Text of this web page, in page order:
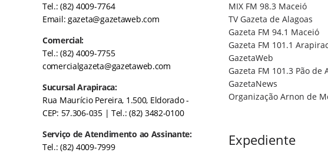
Tel.: (82) 4009-7764
Email:gazeta@gazetaweb.com
Comercial:
Tel.: (82) 4009-7755
comercialgazeta@gazetaweb.com
Sucursal Arapiraca:
Rua Maurício Pereira, 1.500, Eldorado -
CEP: 57.306-035 | Tel.: (82) 3482-0100
Serviço de Atendimento ao Assinante:
Tel.: (82) 4009-7999
MIX FM 98.3 Maceió
TV Gazeta de Alagoas
Gazeta FM 94.1 Maceió
Gazeta FM 101.1
GazetaWeb
Gazeta FM 101.3 Pão de
GazetaNews
Organização Arnon de
Expediente